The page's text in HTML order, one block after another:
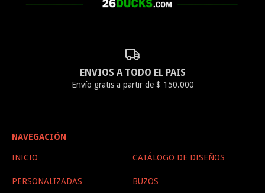
ENVIOS A TODO EL PAIS
Envío gratis a partir de $ 150.000
NAVEGACIÓN
INICIO CATÁLOGO DE DISEÑOS
PERSONALIZADAS BUZOS